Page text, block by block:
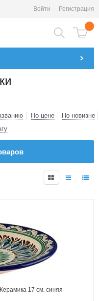
Войти Регистрация
По цене
По новизне
17 см. синяя